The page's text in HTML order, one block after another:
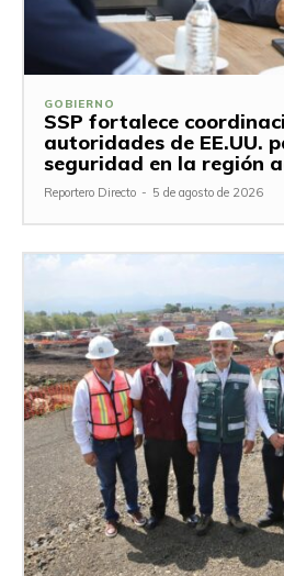
GOBIERNO
SSP fortalece
autoridades de EE.UU.
seguridad en la región
Reportero Directo - 5 de agosto de 2026